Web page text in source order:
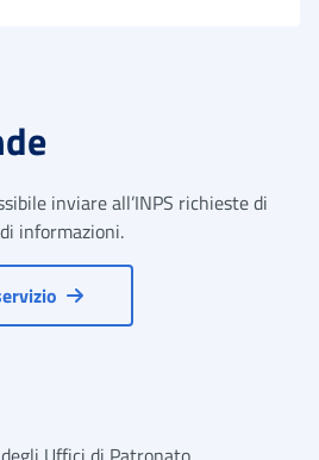
inviare all’INPS richieste di
informazioni.